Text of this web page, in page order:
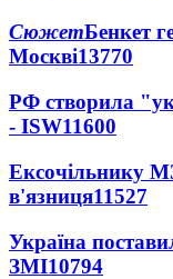
СюжетБенкет
Москві13770
РФ створила
- ISW11600
Ексочільнику
в'язниця11527
Україна
ЗМІ10794